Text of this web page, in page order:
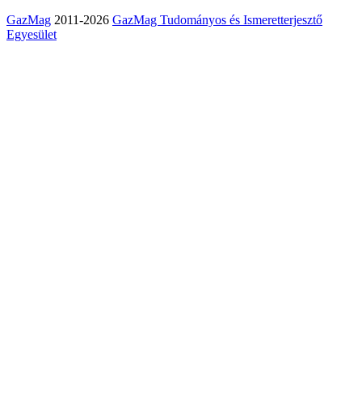
GazMag 2011-2026 GazMag Tudományos és Ismeretterjesztő
Egyesület